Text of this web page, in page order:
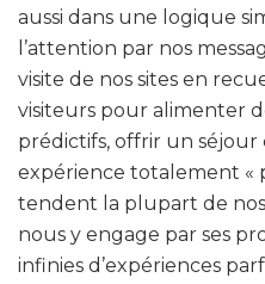
aussi dans une logique
l’attention par nos
visite de nos sites en
visiteurs pour alimenter
prédictifs, offrir un
expérience totalement «
tendent la plupart de
nous y engage par ses
infinies d’expériences